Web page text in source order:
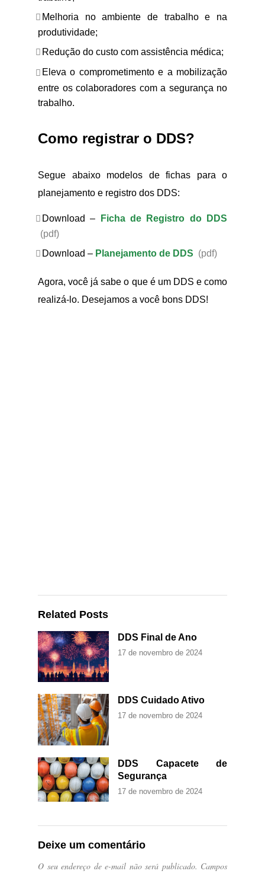
Melhoria no ambiente de trabalho e na
produtividade;
Redução do custo com assistência médica;
Eleva o comprometimento e a mobilização
entre os colaboradores com a segurança no
trabalho.
Como registrar o DDS?
Segue abaixo modelos de fichas para o
planejamento e registro dos DDS:
Download –
Ficha de Registro do DDS
(pdf)
Download – Planejamento de DDS (pdf)
Agora, você já sabe o que é um DDS e como
realizá-lo. Desejamos a você bons DDS!
Related Posts
DDS Final de Ano
17 de novembro de 2024
DDS Cuidado Ativo
17 de novembro de 2024
DDS Capacete de
Segurança
17 de novembro de 2024
Deixe um comentário
O seu endereço de e-mail não será publicado. Campos